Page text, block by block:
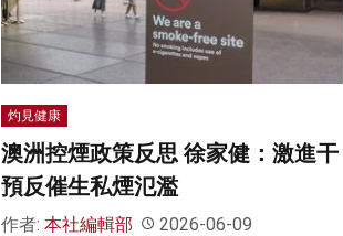
灼見健康
澳洲控煙政策反思 徐家健：激進干
預反催生私煙氾濫
作者: 本社編輯部 2026-06-09